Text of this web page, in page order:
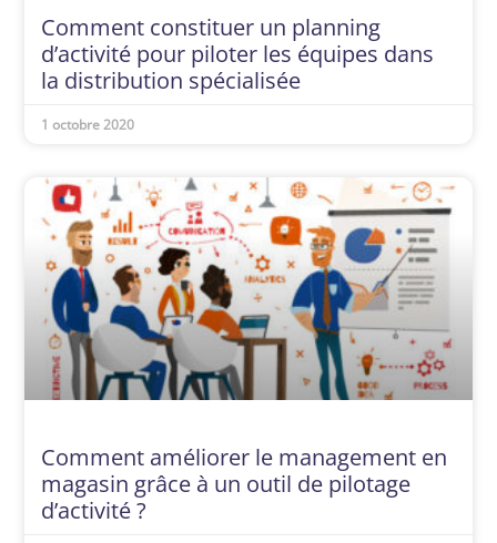
Comment constituer un planning
d’activité pour piloter les équipes dans
la distribution spécialisée
1 octobre 2020
Comment améliorer le management en
magasin grâce à un outil de pilotage
d’activité ?